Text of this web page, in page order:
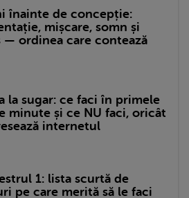
înainte de concepție:
mișcare, somn și
— ordinea care contează
la sugar: ce faci în primele
minute și ce NU faci, oricât
internetul
1: lista scurtă de
pe care merită să le faci